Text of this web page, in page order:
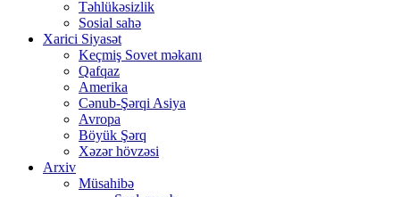
Təhlükəsizlik
Sosial sahə
Xarici Siyasət
Keçmiş Sovet məkanı
Qafqaz
Amerika
Cənub-Şərqi Asiya
Avropa
Böyük Şərq
Xəzər hövzəsi
Arxiv
Müsahibə